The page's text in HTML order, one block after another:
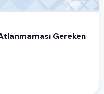
Gereken